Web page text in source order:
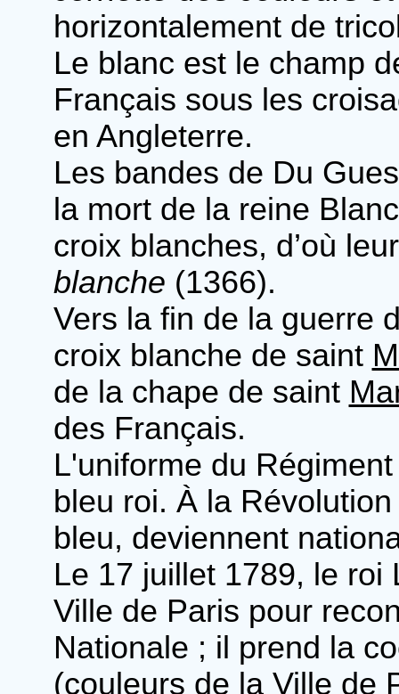
horizontalement de
Le blanc est le champ
Français sous les
en Angleterre.
Les bandes de Du
la mort de la reine
croix blanches, d’où
blanche (1366).
Vers la fin de la guerre
croix blanche de saint
de la chape de saint
des Français.
L'uniforme du
bleu roi. À la
bleu, deviennent
Le 17 juillet 1789, le roi
Ville de Paris pour
Nationale ; il prend la
(couleurs de la Ville de